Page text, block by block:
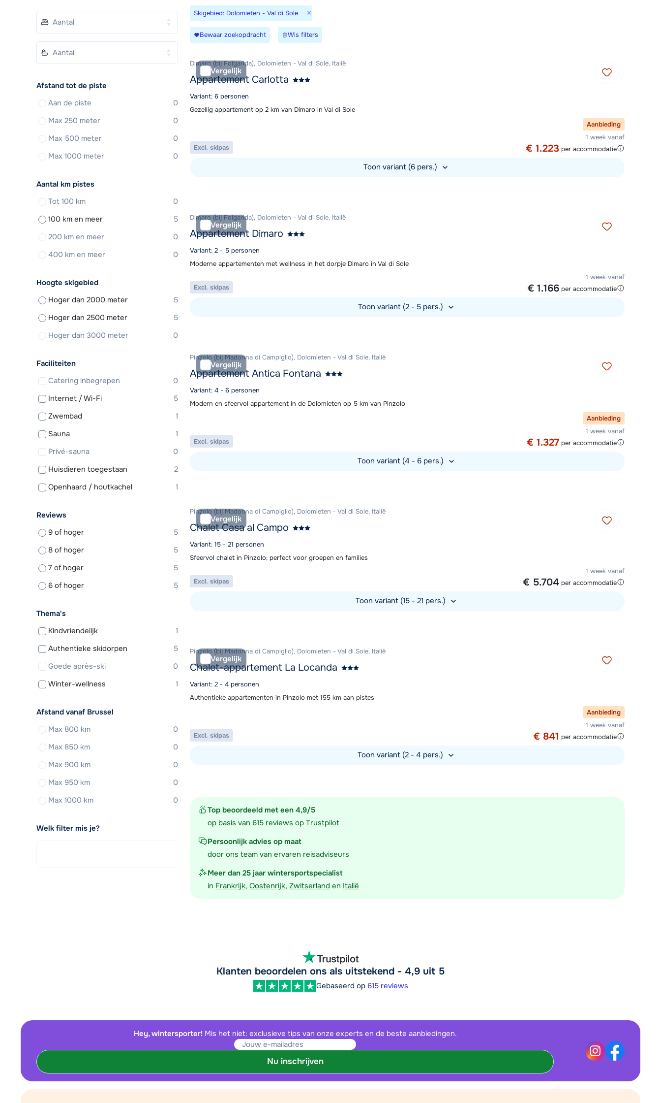
Skigebied: Dolomieten - Val di Sole ×
Bewaar zoekopdracht Wis filters
Top beoordeeld met een 4,9/5
op basis van 615 reviews op Trustpilot
Persoonlijk advies op maat
door ons team van ervaren reisadviseurs
Meer dan 25 jaar wintersportspecialist
in Frankrijk, Oostenrijk, Zwitserland en Italië
Vergelijk
Dimaro (bij Folgarida), Dolomieten - Val di Sole, Italië
Appartement Carlotta
Variant: 6 personen
Gezellig appartement op 2 km van Dimaro in Val di Sole
Aanbieding
1 week vanaf
€ 1.223 per accommodatie
Excl. skipas
Toon variant (6 pers.)
Vergelijk
Dimaro (bij Folgarida), Dolomieten - Val di Sole, Italië
Appartement Dimaro
Variant: 2 - 5 personen
Moderne appartementen met wellness in het dorpje Dimaro in Val di Sole
1 week vanaf
€ 1.166 per accommodatie
Excl. skipas
Toon variant (2 - 5 pers.)
Vergelijk
Pinzolo (bij Madonna di Campiglio), Dolomieten - Val di Sole, Italië
Appartement Antica Fontana
Variant: 4 - 6 personen
Modern en sfeervol appartement in de Dolomieten op 5 km van Pinzolo
Aanbieding
1 week vanaf
€ 1.327 per accommodatie
Excl. skipas
Toon variant (4 - 6 pers.)
Vergelijk
Pinzolo (bij Madonna di Campiglio), Dolomieten - Val di Sole, Italië
Chalet Casa al Campo
Variant: 15 - 21 personen
Sfeervol chalet in Pinzolo; perfect voor groepen en families
1 week vanaf
€ 5.704 per accommodatie
Excl. skipas
Toon variant (15 - 21 pers.)
Vergelijk
Pinzolo (bij Madonna di Campiglio), Dolomieten - Val di Sole, Italië
Chalet-appartement La Locanda
Variant: 2 - 4 personen
Authentieke appartementen in Pinzolo met 155 km aan pistes
Aanbieding
1 week vanaf
€ 841 per accommodatie
Excl. skipas
Toon variant (2 - 4 pers.)
Afstand tot de piste
Aan de piste
0
Max 250 meter
0
Max 500 meter
0
Max 1000 meter
0
Aantal km pistes
Tot 100 km
0
100 km en meer
5
200 km en meer
0
400 km en meer
0
Hoogte skigebied
Hoger dan 2000 meter
5
Hoger dan 2500 meter
5
Hoger dan 3000 meter
0
Faciliteiten
Catering inbegrepen
0
Internet / Wi-Fi
5
Zwembad
1
Sauna
1
Privé-sauna
0
Huisdieren toegestaan
2
Openhaard / houtkachel
1
Reviews
9 of hoger
5
8 of hoger
5
7 of hoger
5
6 of hoger
5
Thema's
Kindvriendelijk
1
Authentieke skidorpen
5
Goede après-ski
0
Winter-wellness
1
Afstand vanaf Brussel
Max 800 km
0
Max 850 km
0
Max 900 km
0
Max 950 km
0
Max 1000 km
0
Welk filter mis je?
Klanten beoordelen ons als uitstekend - 4,9 uit 5
Gebaseerd op 615 reviews
Hey, wintersporter! Mis het niet: exclusieve tips van onze experts en de beste aanbiedingen.
Nu inschrijven